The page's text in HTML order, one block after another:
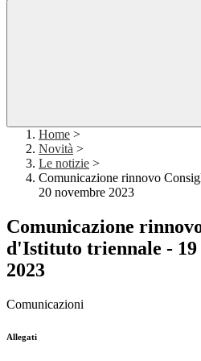
Home >
Novità >
Le notizie >
Comunicazione rinnovo
20 novembre 2023
Comunicazione
d'Istituto triennale - 19
2023
Comunicazioni
Allegati